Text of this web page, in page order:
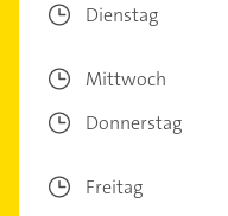
Dienstag
Mittwoch
Donnerstag
Freitag